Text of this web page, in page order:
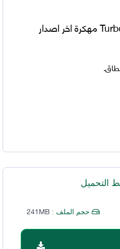
Turbo Tornado مهكرة اخر اصدار
التحميل
حجم الملف : 241MB